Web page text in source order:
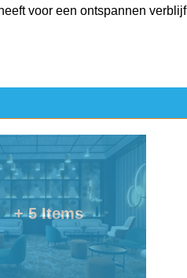
voor een ontspannen verblijf
+ 5 Items